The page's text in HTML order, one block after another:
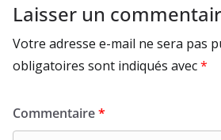
Laisser un
Votre adresse e-mail ne sera pas
obligatoires sont indiqués avec*
Commentaire*